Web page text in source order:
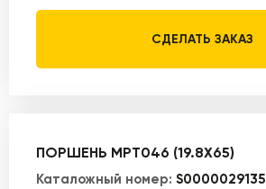
СДЕЛАТЬ ЗАКАЗ
ПОРШЕНЬ MPT046 (19.8X65)
Каталожный номер: S0000029135